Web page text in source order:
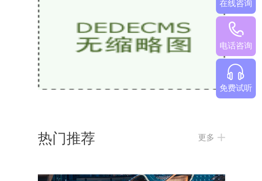
少儿英语网课哪家好？2026热门机构对比
2026欧美外教一对一哪家好？5家热门少儿
热门推荐 更多
在线咨询
电话咨询
免费试听